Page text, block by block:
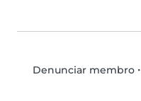
Denunciar membro•